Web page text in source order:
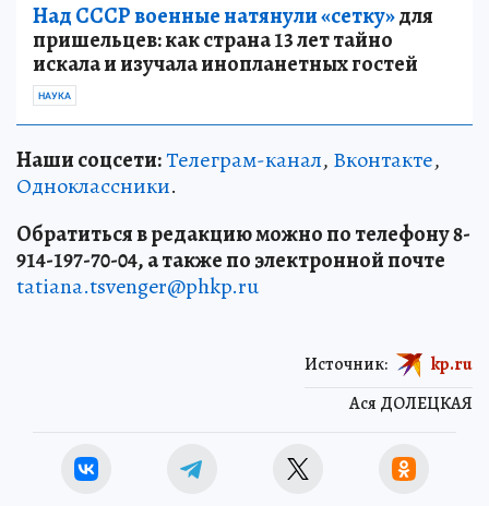
Над СССР военные натянули «сетку»для
пришельцев: как страна 13 лет тайно
искала и изучала инопланетных гостей
НАУКА
Наши соцсети:Телеграм-канал, Вконтакте,
Одноклассники.
Обратиться в редакцию можно по телефону 8-
914-197-70-04, а также по электронной почте
tatiana.tsvenger@phkp.ru
Ася ДОЛЕЦКАЯ
Источник: kp.ru